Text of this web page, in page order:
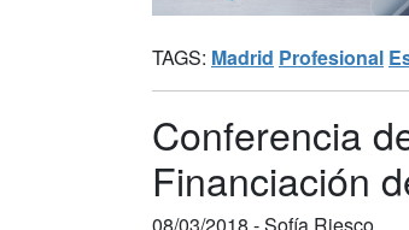
TAGS: Madrid Profesional
Conferencia
Financiación
08/03/2018 -Sofía Riesco